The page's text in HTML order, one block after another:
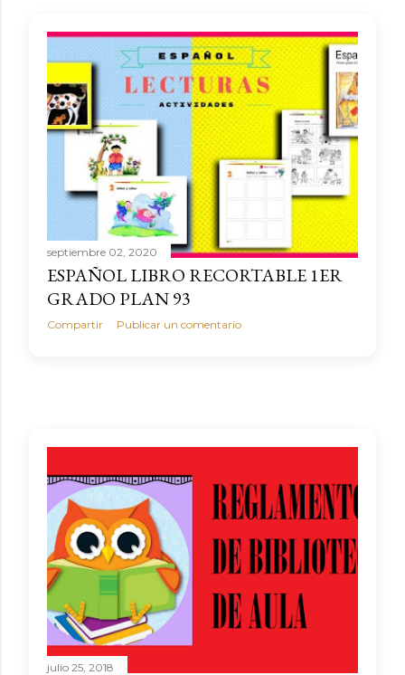
septiembre 02, 2020
ESPAÑOL LIBRO RECORTABLE 1ER
GRADO PLAN 93
Compartir Publicar un comentario
julio 25, 2018